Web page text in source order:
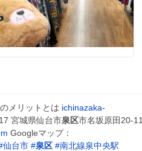
メリットとは ichinazaka-
宮城県仙台市泉区市名坂原田20-11
Googleマップ：
仙台市 #泉区 #南北線泉中央駅